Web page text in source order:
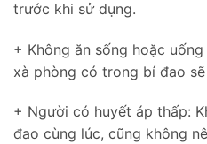
trước khi sử dụng.
+ Không ăn sống hoặc
xà phòng có trong bí đao
+ Người có huyết áp thấp:
đao cùng lúc, cũng không